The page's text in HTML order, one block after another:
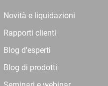
Novità e liquidazioni
Rapporti clienti
Blog d'esperti
Blog di prodotti